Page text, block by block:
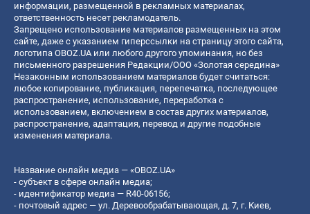
информации, размещенной в рекламных материалах,
ответственность несет рекламодатель.
Запрещено использование материалов размещенных на этом
сайте, даже с указанием гиперссылки на страницу этого сайта,
логотипа OBOZ.UA или любого другого упоминания, но без
письменного разрешения Редакции/ООО «Золотая середина»
Незаконным использованием материалов будет считаться:
любое копирование, публикация, перепечатка, последующее
распространение, использование, переработка с
использованием, включением в состав других материалов,
распространение, адаптация, перевод и другие подобные
изменения материала.
Название онлайн медиа — «OBOZ.UA»
- субъект в сфере онлайн медиа;
- идентификатор медиа — R40-06156;
- почтовый адрес — ул. Деревообрабатывающая, д. 7, г. Киев,